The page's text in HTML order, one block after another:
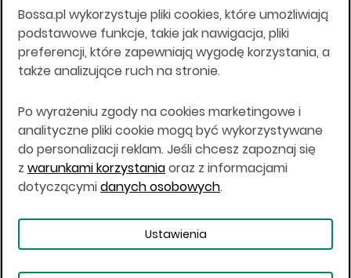
Wszelkie informacje na niniejszej stronie w tym
informacje o produktach inwestycyjnych nie są
kierowane do osób mających miejsce
zamieszkania lub pobytu w Stanach
Japonii, ani w dowolnej innej jurysdykcji, w której
taki materiał byłby sprzeczny z prawem lub w
których zgodne z prawem nabycie produktów
inwestycyjnych nie jest możliwe lub w której nie
jest możliwe złożenie oferty. Prawa obowiązujące
w danej jurysdykcji określają, czy jest możliwe
nabycie poszczególnych produktów
Copyright © 2026 BOŚ | BOSSA.PL
Bossa.pl wykorzystuje pliki cookies, które umożliwiają
podstawowe funkcje, takie jak nawigacja, pliki
preferencji, które zapewniają wygodę korzystania, a
także analizujące ruch na stronie.
Po wyrażeniu zgody na cookies marketingowe i
analityczne pliki cookie mogą być wykorzystywane
do personalizacji reklam. Jeśli chcesz zapoznaj się
z warunkami korzystaniaoraz z informacjami
dotyczącymidanych osobowych.
Ustawienia